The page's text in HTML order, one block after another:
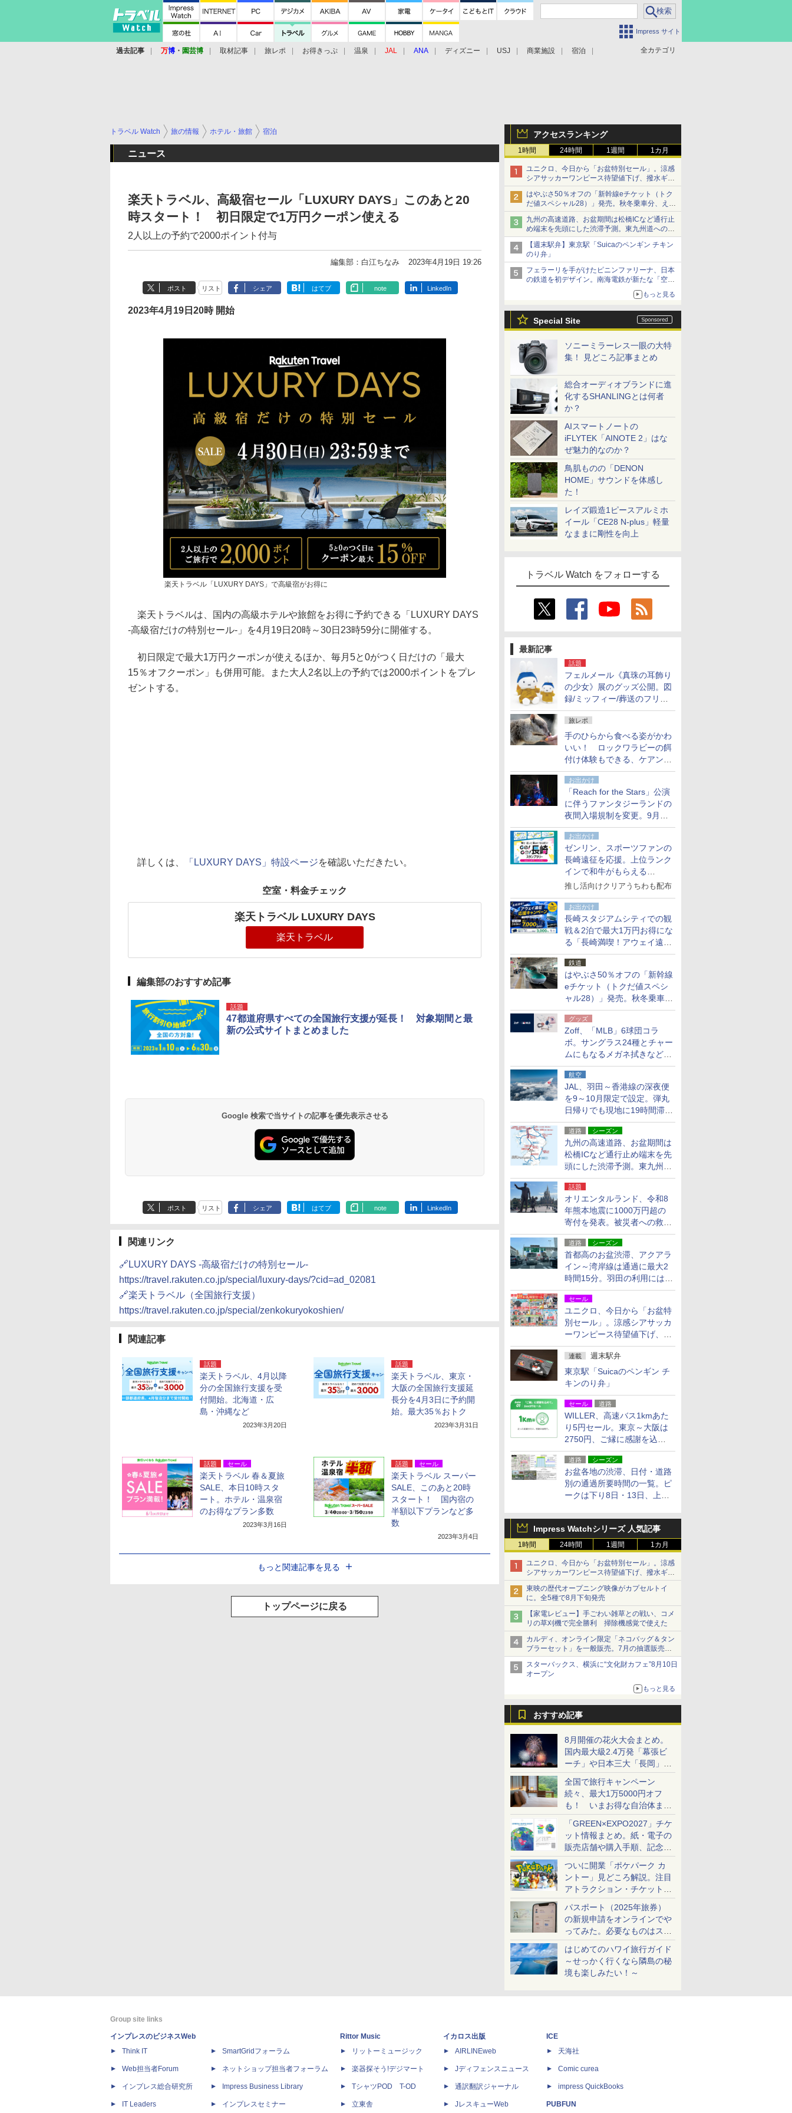
Impress サイト
全カテゴリ
過去記事 万博 ・ 園芸博 取材記事 旅レポ お得きっぷ 温泉 JAL ANA ディズニー USJ 商業施設 宿泊
アクセスランキング
1時間 24時間 1週間 1カ月
ユニクロ、今日から「お盆特別セール」。涼感
シアサッカーワンピース待望値下げ、撥水ギア
ショーツは1990円に
はやぶさ50％オフの「新幹線eチケット（トク
だ値スペシャル28）」発売。秋冬乗車分、えき
ねっと限定
九州の高速道路、お盆期間は松橋ICなど通行止
め端末を先頭にした渋滞予測。東九州道への迂
回は料金調整を実施
【週末駅弁】東京駅「Suicaのペンギン チキン
のり弁」
フェラーリを手がけたピニンファリーナ、日本
の鉄道を初デザイン。南海電鉄が新たな「空港
もっと見る
Special Site
ソニーミラーレス一眼の大特
集！ 見どころ記事まとめ
総合オーディオブランドに進
化するSHANLINGとは何者
か？
AIスマートノートの
iFLYTEK「AINOTE 2」はな
ぜ魅力的なのか？
鳥肌ものの「DENON
HOME」サウンドを体感し
た！
レイズ鍛造1ピースアルミホ
イール「CE28 N-plus」軽量
なままに剛性を向上
トラベル Watch をフォローする
最新記事
話題
フェルメール《真珠の耳飾り
の少女》展のグッズ公開。図
録/ミッフィー/葬送のフリー
レンほか、注目ブランドコラ
ボが実現
旅レポ
手のひらから食べる姿がかわ
いい！ ロックワラビーの餌
付け体験もできる、ケアンズ
でアサートン高原の日本語ガ
イド付きツアーに参加してみ
た
お出かけ
「Reach for the Stars」公演
に伴うファンタジーランドの
夜間入場規制を変更。9月か
ら18時50分～20時ごろに
お出かけ
ゼンリン、スポーツファンの
長崎遠征を応援。上位ランク
インで和牛がもらえる
「GO！GO！長崎スタンプラ
推し活向けクリアうちわも配布
お出かけ
長崎スタジアムシティでの観
戦＆2泊で最大1万円お得にな
る「長崎満喫！アウェイ遠征
応援キャンペーン」
鉄道
はやぶさ50％オフの「新幹線
eチケット（トクだ値スペシ
ャル28）」発売。秋冬乗車
分、えきねっと限定
グッズ
Zoff、「MLB」6球団コラ
ボ。サングラス24種とチャー
ムにもなるメガネ拭きなど雑
貨24種
航空
JAL、羽田～香港線の深夜便
を9～10月限定で設定。弾丸
日帰りでも現地に19時間滞在
できる
道路 シーズン
九州の高速道路、お盆期間は
松橋ICなど通行止め端末を先
頭にした渋滞予測。東九州道
への迂回は料金調整を実施
話題
オリエンタルランド、令和8
年熊本地震に1000万円超の
寄付を発表。被災者への救援
活動・復旧支援
道路 シーズン
首都高のお盆渋滞、アクアラ
イン～湾岸線は通過に最大2
時間15分。羽田の利用には
「空港西出口」の利用検討を
セール
ユニクロ、今日から「お盆特
別セール」。涼感シアサッカ
ーワンピース待望値下げ、撥
水ギアショーツは1990円に
連載 週末駅弁
東京駅「Suicaのペンギン チ
キンのり弁」
セール 道路
WILLER、高速バス1kmあた
り5円セール。東京～大阪は
2750円、ご縁に感謝を込め
た20周年記念キャンペーン
道路 シーズン
お盆各地の渋滞、日付・道路
別の通過所要時間の一覧。ピ
ークは下り8日・13日、上り
Impress Watchシリーズ 人気記事
1時間 24時間 1週間 1カ月
ユニクロ、今日から「お盆特別セール」。涼感
シアサッカーワンピース待望値下げ、撥水ギア
ショーツは1990円に
東映の歴代オープニング映像がカプセルトイ
に。全5種で8月下旬発売
【家電レビュー】手ごわい雑草との戦い、コメ
リの草刈機で完全勝利 掃除機感覚で使えた
カルディ、オンライン限定「ネコバッグ＆タン
ブラーセット」を一般販売。7月の抽選販売の
当選無効分
スターバックス、横浜に“文化財カフェ”8月10日
オープン
もっと見る
おすすめ記事
8月開催の花火大会まとめ。
国内最大級2.4万発「幕張ビ
ーチ」や日本三大「長岡」な
ど大型イベント目白押し！
全国で旅行キャンペーン
続々、最大1万5000円オフ
も！ いまお得な自治体まと
め
「GREEN×EXPO2027」チケ
ット情報まとめ。紙・電子の
販売店舗や購入手順、記念チ
ケットも解説
ついに開業「ポケパーク カ
ントー」見どころ解説。注目
アトラクション・チケット手
配・来場前に必要な準備は？
パスポート（2025年旅券）
の新規申請をオンラインでや
ってみた。必要なものはスマ
ホとマイナカードのみ
はじめてのハワイ旅行ガイド
～せっかく行くなら隣島の秘
境も楽しみたい！～
トラベル Watch 旅の情報 ホテル・旅館 宿泊
ニュース
楽天トラベル、高級宿セール「LUXURY DAYS」このあと20
時スタート！ 初日限定で1万円クーポン使える
2人以上の予約で2000ポイント付与
編集部：白江ちなみ 2023年4月19日 19:26
ポスト リスト シェア はてブ note LinkedIn
2023年4月19日20時 開始
楽天トラベル「LUXURY DAYS」で高級宿がお得に
楽天トラベルは、国内の高級ホテルや旅館をお得に予約できる「LUXURY DAYS
-高級宿だけの特別セール-」を4月19日20時～30日23時59分に開催する。
初日限定で最大1万円クーポンが使えるほか、毎月5と0がつく日だけの「最大
15％オフクーポン」も併用可能。また大人2名以上の予約では2000ポイントをプレ
ゼントする。
詳しくは、 「LUXURY DAYS」特設ページを確認いただきたい。
空室・料金チェック
楽天トラベル LUXURY DAYS
楽天トラベル
編集部のおすすめ記事
話題
47都道府県すべての全国旅行支援が延長！ 対象期間と最
新の公式サイトまとめました
Google 検索で当サイトの記事を優先表示させる
ポスト リスト シェア はてブ note LinkedIn
関連リンク
🔗LUXURY DAYS -高級宿だけの特別セール-
https://travel.rakuten.co.jp/special/luxury-days/?cid=ad_02081
🔗楽天トラベル（全国旅行支援）
https://travel.rakuten.co.jp/special/zenkokuryokoshien/
関連記事
話題
楽天トラベル、4月以降
分の全国旅行支援を受
付開始。北海道・広
島・沖縄など
2023年3月20日
話題
楽天トラベル、東京・
大阪の全国旅行支援延
長分を4月3日に予約開
始。最大35％おトク
2023年3月31日
話題 セール
楽天トラベル 春＆夏旅
SALE、本日10時スタ
ート。ホテル・温泉宿
のお得なプラン多数
2023年3月16日
話題 セール
楽天トラベル スーパー
SALE、このあと20時
スタート！ 国内宿の
半額以下プランなど多
数
2023年3月4日
もっと関連記事を見る
トップページに戻る
Group site links
インプレスのビジネスWeb
Think IT
Web担当者Forum
インプレス総合研究所
IT Leaders
SmartGridフォーラム
ネットショップ担当者フォーラム
Impress Business Library
インプレスセミナー
Rittor Music
リットーミュージック
楽器探そう!デジマート
TシャツPOD T-OD
立東舎
イカロス出版
AIRLINEweb
Jディフェンスニュース
通訳翻訳ジャーナル
JレスキューWeb
ICE
天海社
Comic curea
impress QuickBooks
PUBFUN